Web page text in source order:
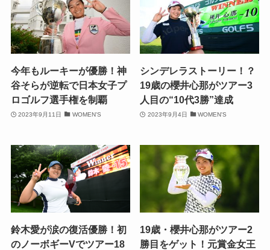
今年もルーキーが優勝！神
谷そらが逆転で日本女子プ
ロゴルフ選手権を制覇
2023年9月11日 WOMEN'S
シンデレラストーリー！？
19歳の櫻井心那がツアー3
人目の“10代3勝”達成
2023年9月4日 WOMEN'S
鈴木愛が涙の復活優勝！初
のノーボギーVでツアー18
19歳・櫻井心那がツアー2
勝目をゲット！元賞金女王